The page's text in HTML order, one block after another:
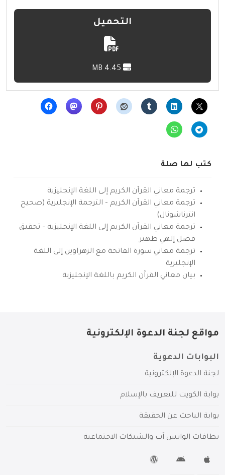
التحميل
كتب لها صلة
ترجمة معاني القرآن الكريم إلى اللغة الإنجليزية
ترجمة معاني القرآن الكريم – الترجمة الإنجليزية (صحيح
انترناشونال)
ترجمة معاني القرآن الكريم إلى اللغة الإنجليزية – تحقيق
فضل إلهي ظهير
ترجمة معاني سورة الفاتحة مع الزهراوين إلى اللغة
الإنجليزية
بيان معاني القرآن الكريم باللغة الإنجليزية
مواقع لجنة الدعوة الإلكترونية
البوابات الدعوية
لجنة الدعوة الإلكترونية
بوابة الكويت للتعريف بالإسلام
بوابة الباحث عن الحقيقة
بطاقات الواتس آب والشبكات الاجتماعية